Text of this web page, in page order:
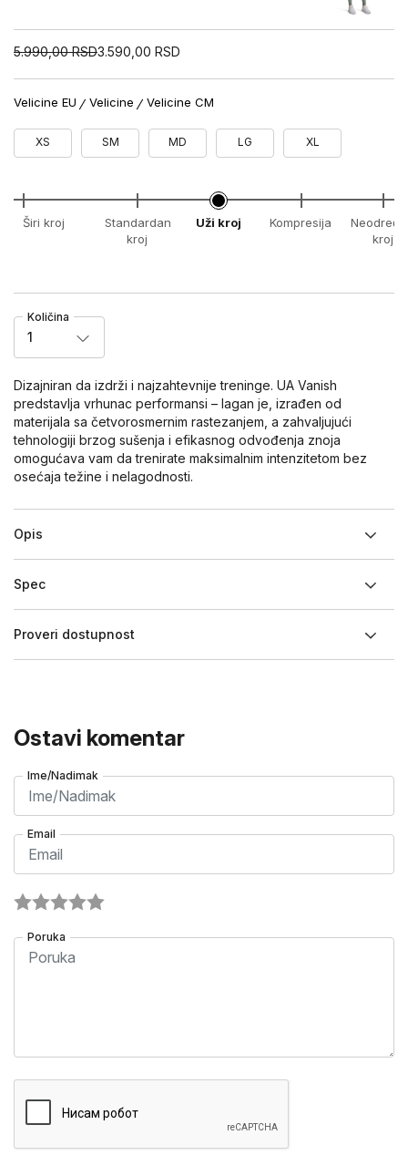
5.990,00 RSD3.590,00 RSD
Velicine EU Velicine Velicine CM
XS SM MD LG XL
Širi kroj
Standardan
kroj
Uži kroj Kompresija
kroj
Količina
1
Dizajniran da izdrži i najzahtevnije treninge. UA Vanish
predstavlja vrhunac performansi – lagan je, izrađen od
materijala sa četvorosmernim rastezanjem, a zahvaljujući
tehnologiji brzog sušenja i efikasnog odvođenja znoja
omogućava vam da trenirate maksimalnim intenzitetom bez
osećaja težine i nelagodnosti.
Opis
Spec
Proveri dostupnost
Ostavi komentar
Ime/Nadimak
Email
Poruka